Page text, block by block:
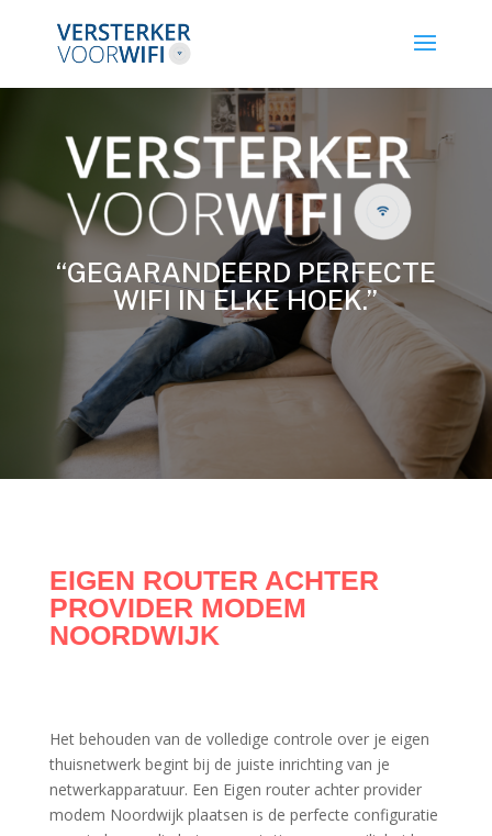
“GEGARANDEERD PERFECTE
WIFI IN ELKE HOEK.”
EIGEN ROUTER ACHTER
PROVIDER MODEM
NOORDWIJK
Het behouden van de volledige controle over je eigen
thuisnetwerk begint bij de juiste inrichting van je
netwerkapparatuur. Een Eigen router achter provider
modem Noordwijk plaatsen is de perfecte configuratie